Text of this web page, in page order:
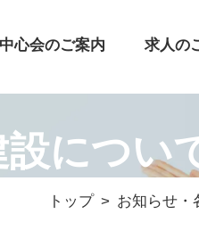
中心会のご案内 求人の
につい
トップ お知らせ・